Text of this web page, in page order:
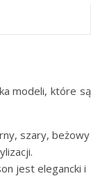
modeli, które są
szary, beżowy
jest elegancki i